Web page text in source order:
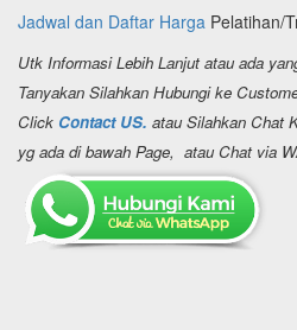
Jadwal dan Daftar Harga Pelatihan/
Utk Informasi Lebih Lanjut atau ada
Tanyakan Silahkan Hubungi ke
Click Contact US. atau Silahkan Chat
yg ada di bawah Page, atau Chat via